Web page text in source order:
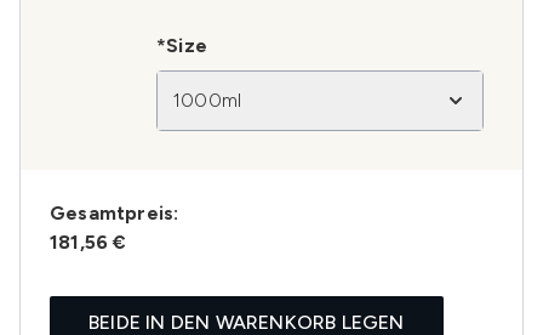
*Size
1000ml
Gesamtpreis:
181,56 €
BEIDE IN DEN WARENKORB LEGEN